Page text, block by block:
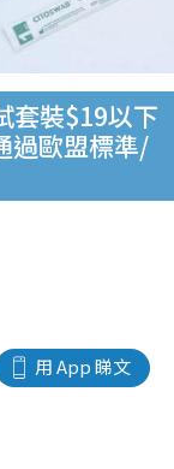
套裝$19以下
過歐盟標準/
用 App 睇文